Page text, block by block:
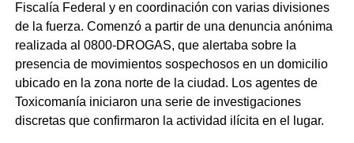
Fiscalía Federal y en coordinación con varias divisiones
de la fuerza. Comenzó a partir de una denuncia anónima
realizada al 0800-DROGAS, que alertaba sobre la
presencia de movimientos sospechosos en un domicilio
ubicado en la zona norte de la ciudad. Los agentes de
Toxicomanía iniciaron una serie de investigaciones
discretas que confirmaron la actividad ilícita en el lugar.